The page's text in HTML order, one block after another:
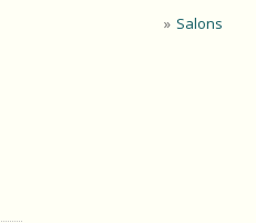
Salons